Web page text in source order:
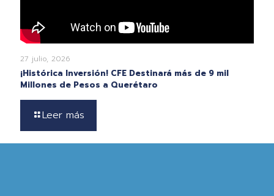
27 julio, 2026
¡Histórica Inversión! CFE Destinará más de 9 mil
Millones de Pesos a Querétaro
Leer más